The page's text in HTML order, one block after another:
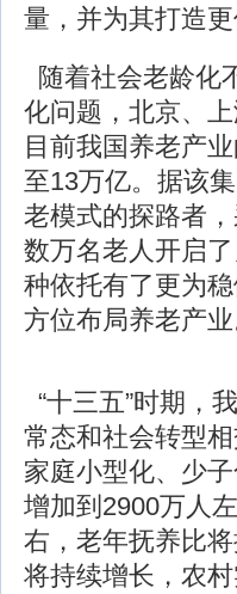
量，并为其打造
随着社会老龄化
化问题，北京、
目前我国养老产
至13万亿。据该
老模式的探路者
数万名老人开启
种依托有了更为
方位布局养老产业
“十三五”时期，
常态和社会转型
家庭小型化、少
增加到2900万人
右，老年抚养比
将持续增长，农